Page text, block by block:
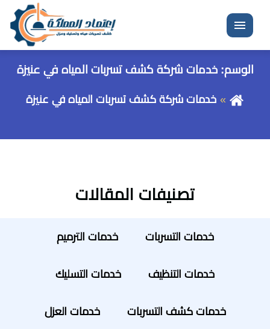
القائمة
الوسم:خدمات شركة كشف تسربات المياه في عنيزة
خدمات شركة كشف تسربات المياه في عنيزة
تصنيفات المقالات
خدمات التسربات خدمات الترميم
خدمات التنظيف خدمات التسليك
خدمات كشف التسربات خدمات العزل